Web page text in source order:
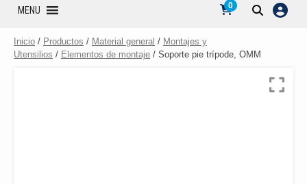
MENU 0
Inicio / Productos / Material general / Montajes y
Utensilios / Elementos de montaje / Soporte pie trípode, OMM